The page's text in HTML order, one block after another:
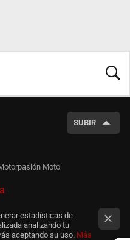
SUBIR
Moto
estadísticas de
analizando tu
aceptando su uso. Más